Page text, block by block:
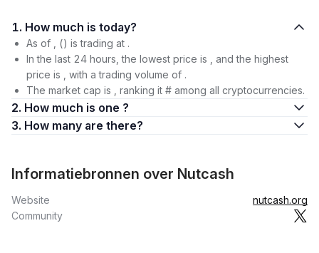
1. How much is today?
As of , () is trading at .
In the last 24 hours, the lowest price is , and the highest
price is , with a trading volume of .
The market cap is , ranking it # among all cryptocurrencies.
2. How much is one ?
3. How many are there?
Informatiebronnen over Nutcash
Website
nutcash.org
Community